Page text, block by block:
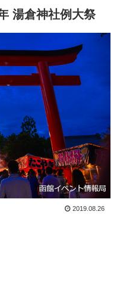
湯倉神社例大祭
2019.08.26